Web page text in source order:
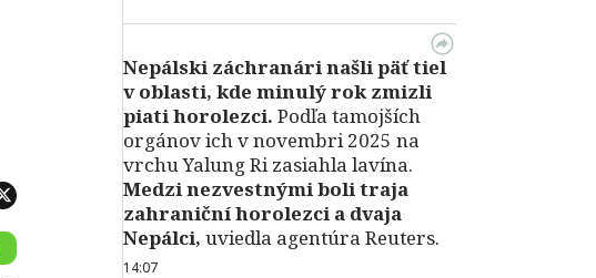
Nepálski záchranári našli päť tiel
v oblasti, kde minulý rok zmizli
piati horolezci. Podľa tamojších
orgánov ich v novembri 2025 na
vrchu Yalung Ri zasiahla lavína.
Medzi nezvestnými boli traja
zahraniční horolezci a dvaja
Nepálci, uviedla agentúra Reuters.
14:07